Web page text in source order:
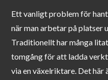
Ett vanligt problem för
när man arbetar på platser
Traditionellt har många
tomgång för att ladda
via en växelriktare. Det